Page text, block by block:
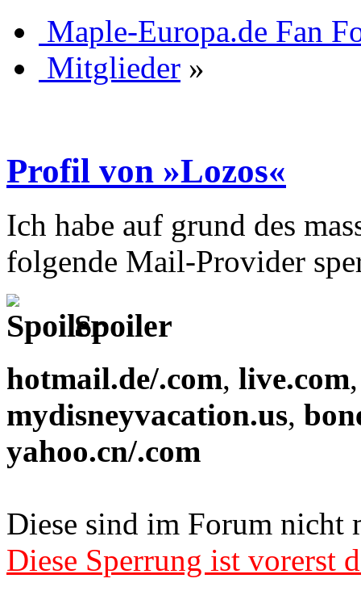
Maple-Europa.de Fan
Mitglieder »
Profil von »Lozos«
Ich habe auf grund des
folgende Mail-Provider
Spoiler
hotmail.de/.com, live.com
mydisneyvacation.us,
yahoo.cn/.com
Diese sind im Forum nicht
Diese Sperrung ist vorerst